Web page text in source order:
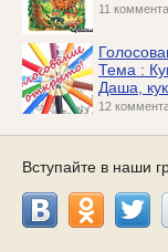
11
Тема :
Даша,
12
Вступайте в наши